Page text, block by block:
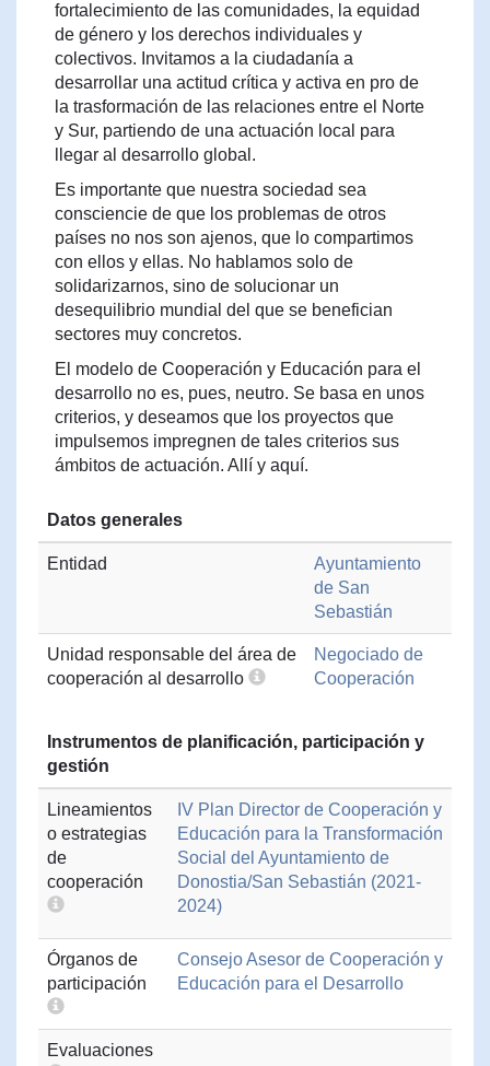
fortalecimiento de las comunidades, la equidad
de género y los derechos individuales y
colectivos. Invitamos a la ciudadanía a
desarrollar una actitud crítica y activa en pro de
la trasformación de las relaciones entre el Norte
y Sur, partiendo de una actuación local para
llegar al desarrollo global.
Es importante que nuestra sociedad sea
consciencie de que los problemas de otros
países no nos son ajenos, que lo compartimos
con ellos y ellas. No hablamos solo de
solidarizarnos, sino de solucionar un
desequilibrio mundial del que se benefician
sectores muy concretos.
El modelo de Cooperación y Educación para el
desarrollo no es, pues, neutro. Se basa en unos
criterios, y deseamos que los proyectos que
impulsemos impregnen de tales criterios sus
ámbitos de actuación. Allí y aquí.
Datos generales
Entidad
Ayuntamiento
de San
Sebastián
Unidad responsable del área de
cooperación al desarrollo
Negociado de
Cooperación
Instrumentos de planificación, participación y
gestión
Lineamientos
o estrategias
de
cooperación
IV Plan Director de Cooperación y
Educación para la Transformación
Social del Ayuntamiento de
Donostia/San Sebastián (2021-
2024)
Órganos de
participación
Consejo Asesor de Cooperación y
Educación para el Desarrollo
Evaluaciones